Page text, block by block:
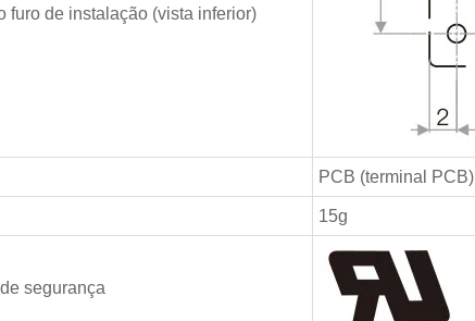
furo de instalação (vista inferior)
PCB (terminal PCB)
15g
segurança